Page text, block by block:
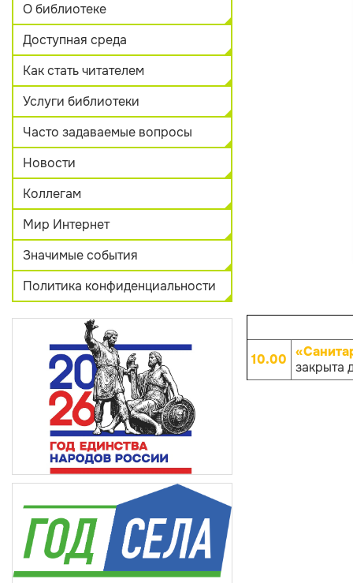
О библиотеке
Доступная среда
Как стать читателем
Услуги библиотеки
Часто задаваемые вопросы
Новости
Коллегам
Мир Интернет
Значимые события
Политика конфиденциальности
10.00 закрыта